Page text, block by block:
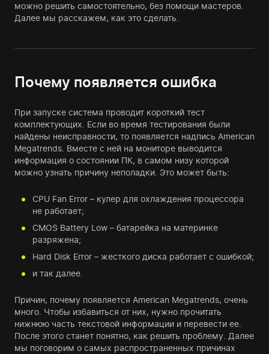
можно решить самостоятельно, без помощи мастеров.
Далее мы расскажем, как это сделать.
Почему появляется ошибка
При запуске система проводит короткий тест
комплектующих. Если во время тестирования были
найдены неисправности, то появляется надпись American
Megatrends. Вместе с ней на мониторе выводится
информация о состоянии ПК, в самом низу которой
можно узнать причину неполадки. Это может быть:
CPU Fan Error – кулер для охлаждения процессора
не работает;
CMOS Battery Low – батарейка на материнке
разряжена;
Hard Disk Error – жесткого диска работает с ошибкой;
и так далее.
Причин, почему появляется American Megatrends, очень
много. Чтобы избавиться от них, нужно прочитать
нижнюю часть текстовой информации и перевести ее.
После этого станет понятно, как решить проблему. Далее
мы поговорим о самых распространенных причинах